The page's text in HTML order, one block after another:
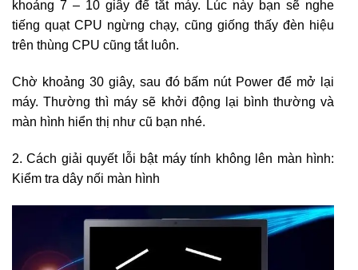
khoảng 7 – 10 giây để tắt máy. Lúc này bạn sẽ nghe
tiếng quạt CPU ngừng chạy, cũng giống thấy đèn hiệu
trên thùng CPU cũng tắt luôn.
Chờ khoảng 30 giây, sau đó bấm nút Power để mở lại
máy. Thường thì máy sẽ khởi động lại bình thường và
màn hình hiển thị như cũ bạn nhé.
2. Cách giải quyết lỗi bật máy tính không lên màn hình:
Kiểm tra dây nối màn hình